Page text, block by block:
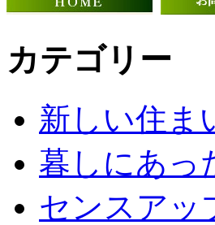
カテゴリー
新しい住ま
暮しにあっ
センスアッ